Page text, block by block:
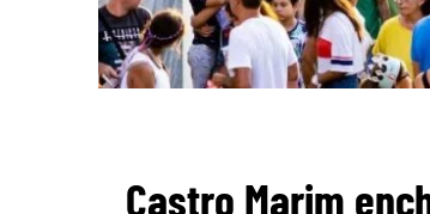
Castro Marim